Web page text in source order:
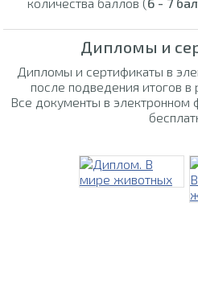
Дипломы и
Дипломы и сертификаты в
после подведения итогов в
Все документы в электронном